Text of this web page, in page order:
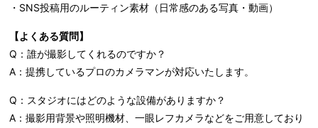
・SNS投稿用のルーティン素材（日常感のある写真・動画）
【よくある質問】
Q：誰が撮影してくれるのですか？
A：提携しているプロのカメラマンが対応いたします。
Q：スタジオにはどのような設備がありますか？
A：撮影用背景や照明機材、一眼レフカメラなどをご用意しており